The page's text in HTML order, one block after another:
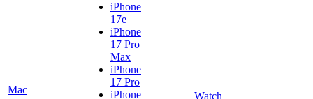
Mac
iPhone
17e
iPhone
17 Pro
Max
iPhone
17 Pro
iPhone
Watch